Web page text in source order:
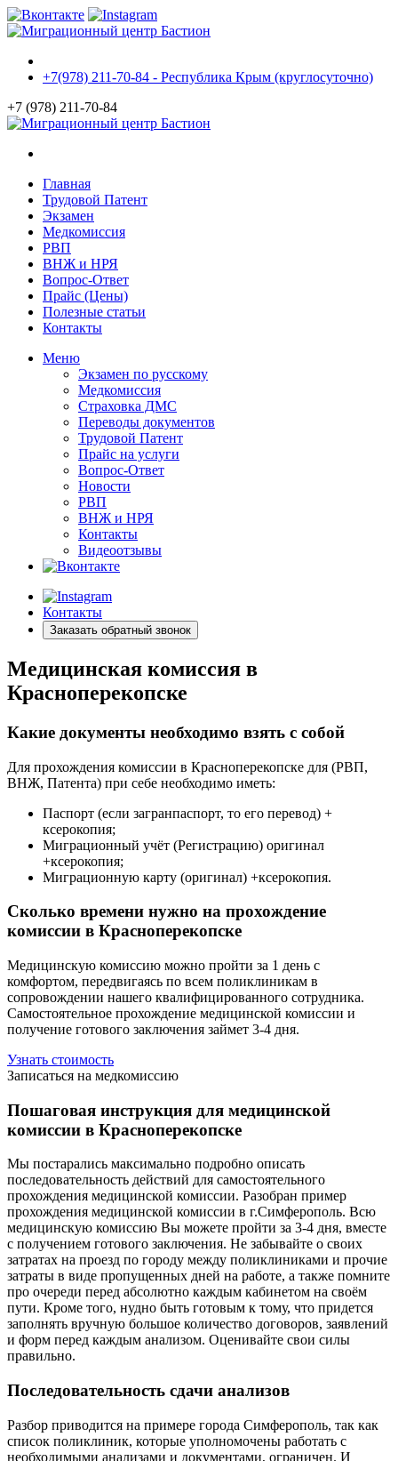
+7(978) 211-70-84 - Республика Крым (круглосуточно)
+7 (978) 211-70-84
Главная
Трудовой Патент
Экзамен
Медкомиссия
РВП
ВНЖ и НРЯ
Вопрос-Ответ
Прайс (Цены)
Полезные статьи
Контакты
Меню
Экзамен по русскому
Медкомиссия
Страховка ДМС
Переводы документов
Трудовой Патент
Прайс на услуги
Вопрос-Ответ
Новости
РВП
ВНЖ и НРЯ
Контакты
Видеоотзывы
Контакты
Заказать обратный звонок
Медицинская комиссия в
Красноперекопске
Какие документы необходимо взять с собой
Для прохождения комиссии в Красноперекопске для (РВП,
ВНЖ, Патента) при себе необходимо иметь:
Паспорт (если загранпаспорт, то его перевод) +
ксерокопия;
Миграционный учёт (Регистрацию) оригинал
+ксерокопия;
Миграционную карту (оригинал) +ксерокопия.
Сколько времени нужно на прохождение
комиссии в Красноперекопске
Медицинскую комиссию можно пройти за 1 день с
комфортом, передвигаясь по всем поликлиникам в
сопровождении нашего квалифицированного сотрудника.
Самостоятельное прохождение медицинской комиссии и
получение готового заключения займет 3-4 дня.
Узнать стоимость
Записаться на медкомиссию
Пошаговая инструкция для медицинской
комиссии в Красноперекопске
Мы постарались максимально подробно описать
последовательность действий для самостоятельного
прохождения медицинской комиссии. Разобран пример
прохождения медицинской комиссии в г.Симферополь. Всю
медицинскую комиссию Вы можете пройти за 3-4 дня, вместе
с получением готового заключения. Не забывайте о своих
затратах на проезд по городу между поликлиниками и прочие
затраты в виде пропущенных дней на работе, а также помните
про очереди перед абсолютно каждым кабинетом на своём
пути. Кроме того, нудно быть готовым к тому, что придется
заполнять вручную большое количество договоров, заявлений
и форм перед каждым анализом. Оценивайте свои силы
правильно.
Последовательность сдачи анализов
Разбор приводится на примере города Симферополь, так как
список поликлиник, которые уполномочены работать с
необходимыми анализами и документами, ограничен. И